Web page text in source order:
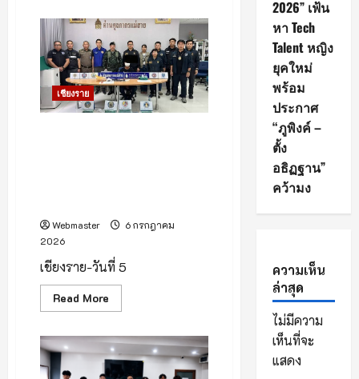
ประมาณ
การ
ลบ
ทำความ
สะอาด
เดิน
ผลัก
ดัน
“เชียงใหม่
เมือง
กาแฟ”
ยก
ระดับ
ฐาน
ได้
ลด
ปัญหา
เชียงราย
Webmaster
6 กรกฎาคม
2026
เชียงราย-วันที่ 5
Read More
more
แม่สาย
รวบ
คา
ด่าน!
2026” เฟ้น
หา Tech
Talent หญิง
ยุคใหม่
พร้อม
ประกาศ
“ภูพิงค์ –
ตั้ง
อธิฏฐาน”
คว้ามง
ความเห็น
ล่าสุด
ไม่มีความ
เห็นที่จะ
แสดง